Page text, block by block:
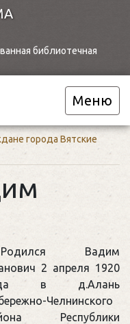
библиотечная
Меню
города Вятские
Родился Вадим
2 апреля 1920
в д.Алань
Челнинского
Республики